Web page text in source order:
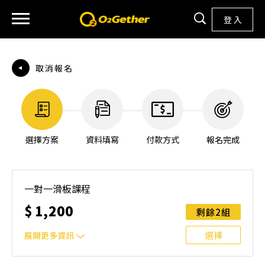
登 入
取消報名
選擇方案 資料填寫 付款方式 報名完成
一對一滑板課程
$ 1,200
展開更多資訊
剩餘2組
選擇